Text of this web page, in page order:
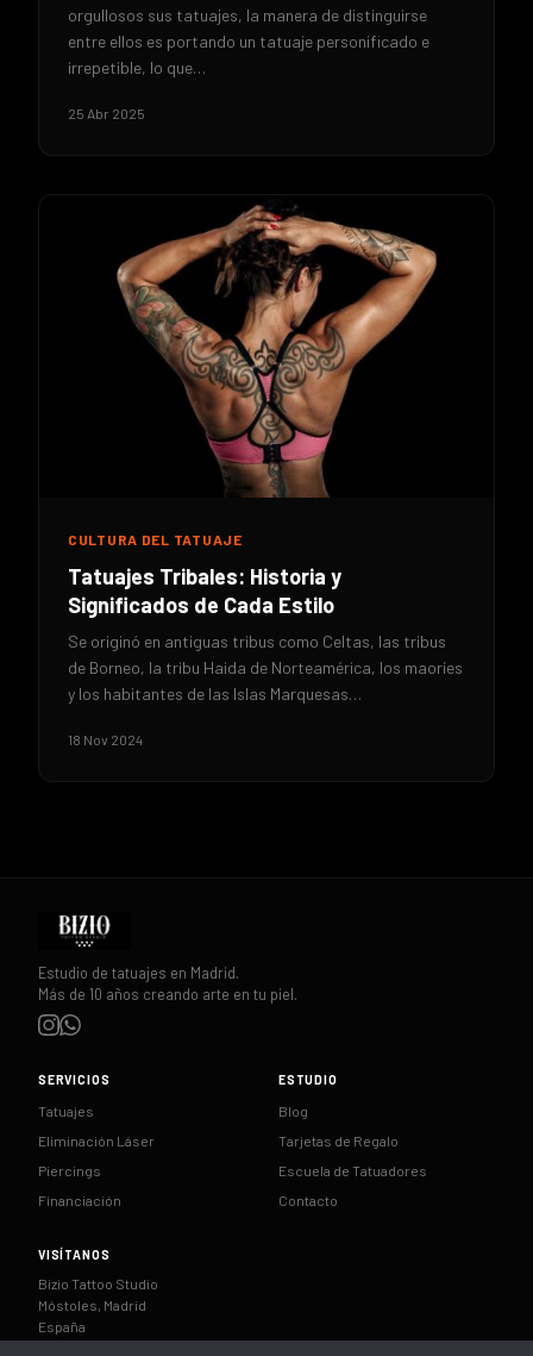
orgullosos sus tatuajes, la manera de distinguirse
entre ellos es portando un tatuaje personificado e
irrepetible, lo que…
25 Abr 2025
CULTURA DEL TATUAJE
Tatuajes Tribales: Historia y
Significados de Cada Estilo
Se originó en antiguas tribus como Celtas, las tribus
de Borneo, la tribu Haida de Norteamérica, los maoríes
y los habitantes de las Islas Marquesas…
18 Nov 2024
Estudio de tatuajes en Madrid.
Más de 10 años creando arte en tu piel.
SERVICIOS
Tatuajes
Eliminación Láser
Piercings
Financiación
ESTUDIO
Blog
Tarjetas de Regalo
Escuela de Tatuadores
Contacto
VISÍTANOS
Bizio Tattoo Studio
Móstoles, Madrid
España